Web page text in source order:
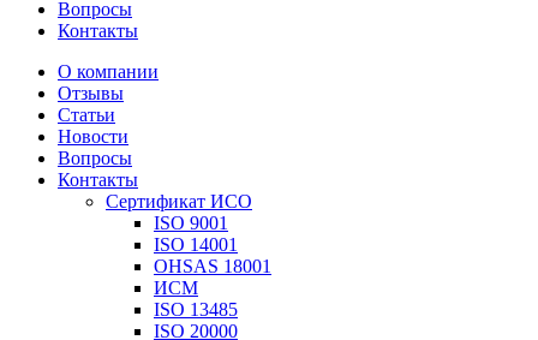
Вопросы
Контакты
О компании
Отзывы
Статьи
Новости
Вопросы
Контакты
Сертификат ИСО
ISO 9001
ISO 14001
OHSAS 18001
ИСМ
ISO 13485
ISO 20000